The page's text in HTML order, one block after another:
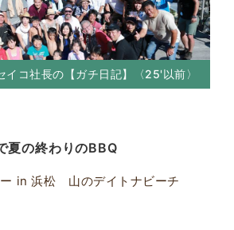
イコ社長の【ガチ日記】〈25'以前〉
夏の終わりのBBQ
ー in 浜松 山のデイトナビーチ